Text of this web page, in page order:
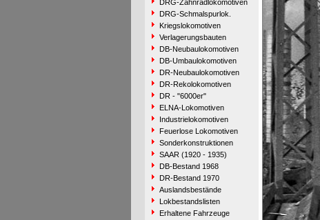
DRG-Zahnradlokomotiven
DRG-Schmalspurlok.
Kriegslokomotiven
Verlagerungsbauten
DB-Neubaulokomotiven
DB-Umbaulokomotiven
DR-Neubaulokomotiven
DR-Rekolokomotiven
DR - "6000er"
ELNA-Lokomotiven
Industrielokomotiven
Feuerlose Lokomotiven
Sonderkonstruktionen
SAAR (1920 - 1935)
DB-Bestand 1968
DR-Bestand 1970
Auslandsbestände
Lokbestandslisten
Erhaltene Fahrzeuge